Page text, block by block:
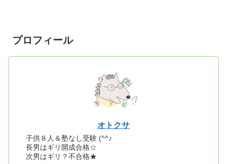
プロフィール
オトクサ
子供８人＆塾なし受験 (^^♪
長男はギリ開成合格☆
次男はギリ？不合格★